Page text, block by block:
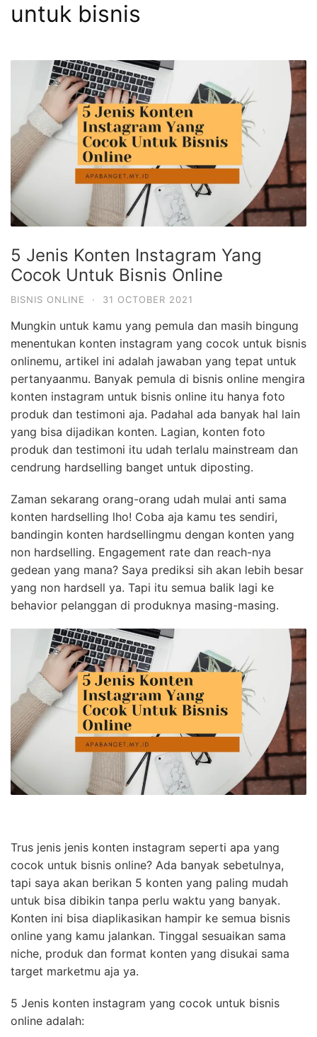
untuk bisnis
5 Jenis Konten Instagram Yang
Cocok Untuk Bisnis Online
BISNIS ONLINE · 31 OCTOBER 2021
Mungkin untuk kamu yang pemula dan masih bingung
menentukan konten instagram yang cocok untuk bisnis
onlinemu, artikel ini adalah jawaban yang tepat untuk
pertanyaanmu. Banyak pemula di bisnis online mengira
konten instagram untuk bisnis online itu hanya foto
produk dan testimoni aja. Padahal ada banyak hal lain
yang bisa dijadikan konten. Lagian, konten foto
produk dan testimoni itu udah terlalu mainstream dan
cendrung hardselling banget untuk diposting.
Zaman sekarang orang-orang udah mulai anti sama
konten hardselling lho! Coba aja kamu tes sendiri,
bandingin konten hardsellingmu dengan konten yang
non hardselling. Engagement rate dan reach-nya
gedean yang mana? Saya prediksi sih akan lebih besar
yang non hardsell ya. Tapi itu semua balik lagi ke
behavior pelanggan di produknya masing-masing.
Trus jenis jenis konten instagram seperti apa yang
cocok untuk bisnis online? Ada banyak sebetulnya,
tapi saya akan berikan 5 konten yang paling mudah
untuk bisa dibikin tanpa perlu waktu yang banyak.
Konten ini bisa diaplikasikan hampir ke semua bisnis
online yang kamu jalankan. Tinggal sesuaikan sama
niche, produk dan format konten yang disukai sama
target marketmu aja ya.
5 Jenis konten instagram yang cocok untuk bisnis
online adalah: